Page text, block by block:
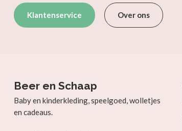
Klantenservice Over ons
Beer en Schaap
Baby en kinderkleding, speelgoed, wolletjes
en cadeaus.